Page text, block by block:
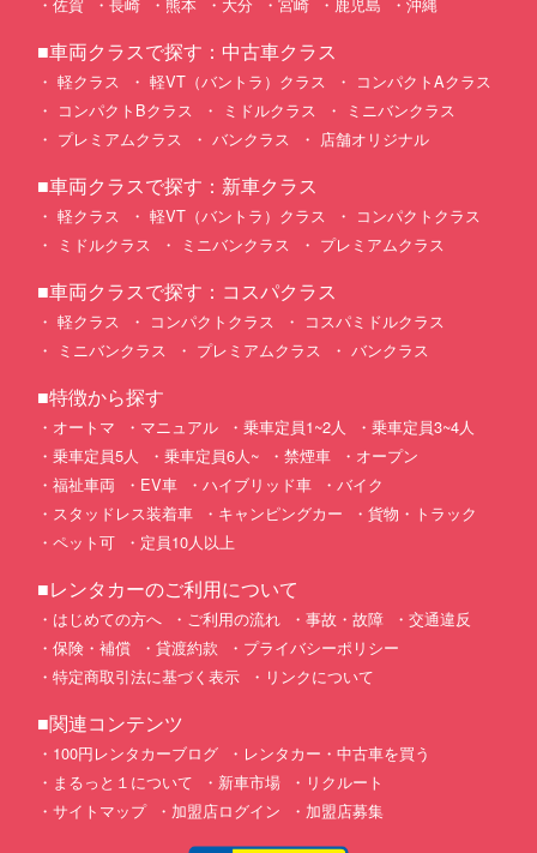
■車両クラスで探す：中古車クラス
軽クラス 軽VT（バントラ）クラス
コンパクトAクラス
コンパクトBクラス
ミドルクラス
ミニバンクラス
プレミアムクラス
バンクラス 店舗オリジナル
■車両クラスで探す：新車クラス
軽クラス 軽VT（バントラ）クラス
コンパクトクラス
ミドルクラス
ミニバンクラス プレミアムクラス
■車両クラスで探す：コスパクラス
軽クラス コンパクトクラス
コスパミドルクラス
ミニバンクラス
プレミアムクラス バンクラス
■特徴から探す
オートマ マニュアル 乗車定員1~2人
乗車定員3~4人
乗車定員5人
乗車定員6人~ 禁煙車
オープン
福祉車両
EV車 ハイブリッド車
バイク
スタッドレス装着車
キャンピングカー
貨物・トラック
ペット可
定員10人以上
■レンタカーのご利用について
はじめての方へ ご利用の流れ 事故・故障
交通違反
保険・補償
貸渡約款
プライバシーポリシー
特定商取引法に基づく表示
リンクについて
■関連コンテンツ
100円レンタカーブログ
レンタカー・中古車を買う
まるっと１について
新車市場
リクルート
サイトマップ
加盟店ログイン 加盟店募集